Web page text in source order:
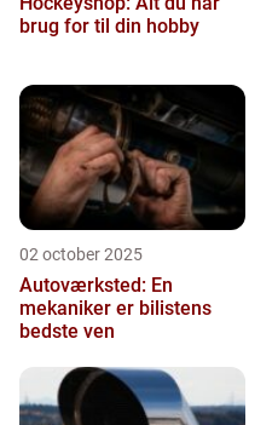
brug for til din hobby
02 october 2025
Autoværksted: En
mekaniker er bilistens
bedste ven